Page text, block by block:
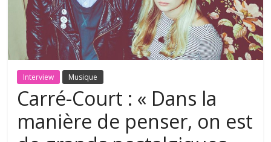
Interview Musique
Carré-Court : « Dans la
manière de penser, on est